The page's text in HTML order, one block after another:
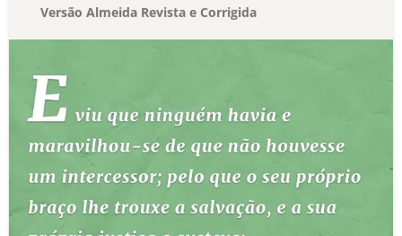
Versão Almeida Revista e Corrigida